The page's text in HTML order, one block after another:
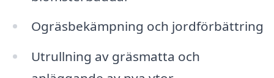
Ogräsbekämpning och jordförbättring
Utrullning av gräsmatta och